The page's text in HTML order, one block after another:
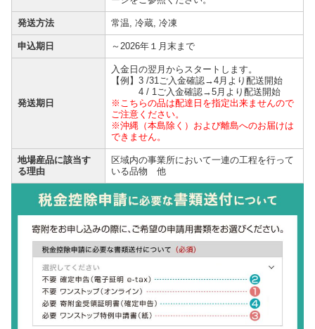
発送方法 常温, 冷蔵, 冷凍
申込期日 ～2026年１月末まで
発送期日
入金日の翌月からスタートします。
【例】3 /31ご入金確認→4月より配送開始
4 / 1ご入金確認→5月より配送開始
※こちらの品は配達日を指定出来ませんので
ご注意ください。
※沖縄（本島除く）および離島へのお届けは
できません。
地場産品に該当す
る理由
区域内の事業所において一連の工程を行って
いる品物 他